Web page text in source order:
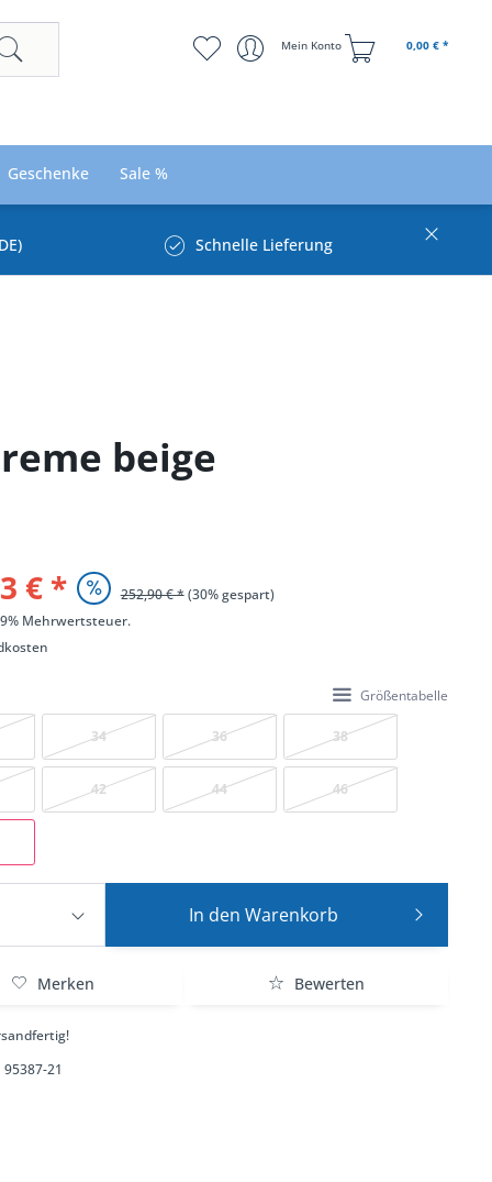
Mein Konto 0,00 € *
Geschenke Sale %
Schnelle Lieferung
beige
€ * 252,90 € *(30% gespart)
Mehrwertsteuer.
Größentabelle
34 36 38
42 44 46
In den Warenkorb
Merken Bewerten
95387-21